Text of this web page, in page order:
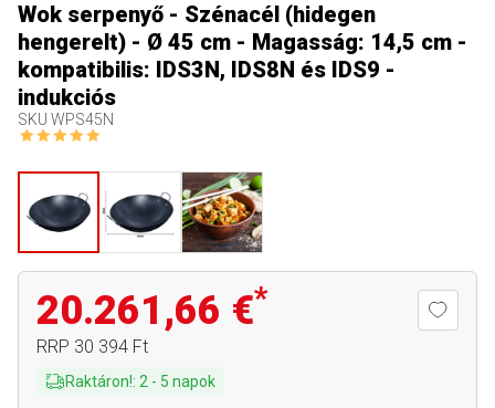
Wok serpenyő - Szénacél (hidegen
hengerelt) - Ø 45 cm - Magasság: 14,5 cm -
kompatibilis: IDS3N, IDS8N és IDS9 -
indukciós
SKU WPS45N
20.261,66 €*
RRP 30 394 Ft
Raktáron!: 2 - 5 napok